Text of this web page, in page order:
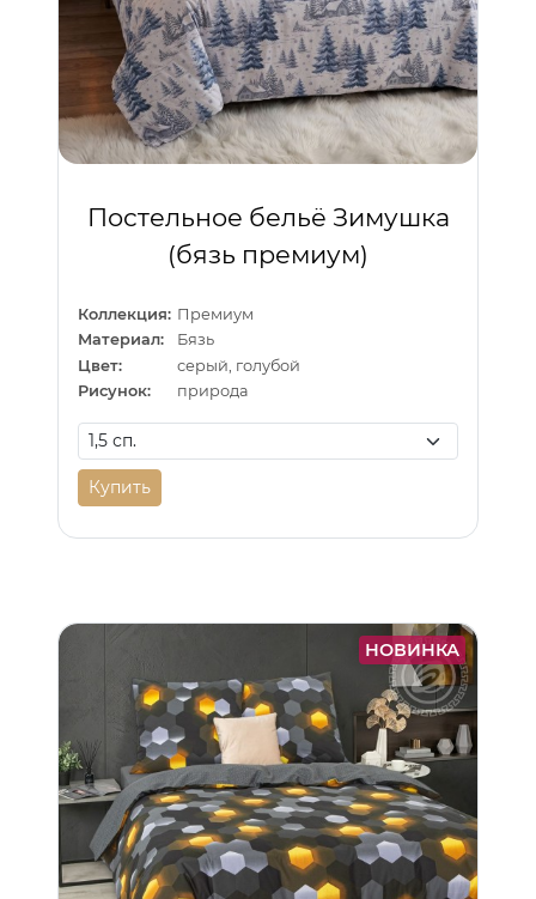
Постельное бельё Зимушка
(бязь премиум)
Коллекция: Премиум
Материал:
Бязь
Цвет:
серый, голубой
Рисунок:
природа
Купить
НОВИНКА